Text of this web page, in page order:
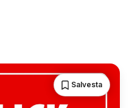
Salvesta